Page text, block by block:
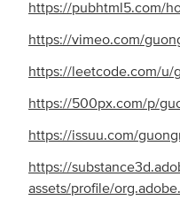
https://pubhtml5.com/
https://vimeo.com/
https://leetcode.com/u/
https://500px.com/p/
https://issuu.com/
https://
assets/profile/